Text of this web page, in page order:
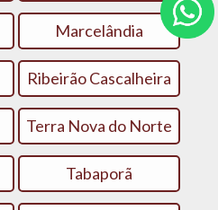
Marcelândia
Ribeirão Cascalheira
Terra Nova do Norte
Tabaporã